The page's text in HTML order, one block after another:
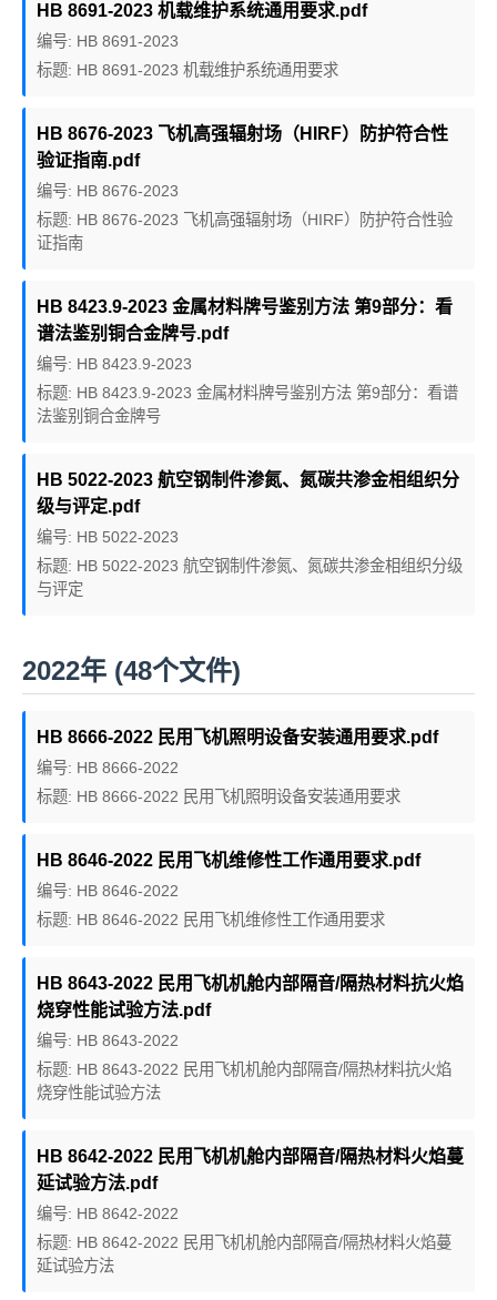
HB 8691-2023 机载维护系统通用要求.pdf
编号: HB 8691-2023
标题: HB 8691-2023 机载维护系统通用要求
HB 8676-2023 飞机高强辐射场（HIRF）防护符合性
验证指南.pdf
编号: HB 8676-2023
标题: HB 8676-2023 飞机高强辐射场（HIRF）防护符合性验
证指南
HB 8423.9-2023 金属材料牌号鉴别方法 第9部分：看
谱法鉴别铜合金牌号.pdf
编号: HB 8423.9-2023
标题: HB 8423.9-2023 金属材料牌号鉴别方法 第9部分：看谱
法鉴别铜合金牌号
HB 5022-2023 航空钢制件渗氮、氮碳共渗金相组织分
级与评定.pdf
编号: HB 5022-2023
标题: HB 5022-2023 航空钢制件渗氮、氮碳共渗金相组织分级
与评定
2022年 (48个文件)
HB 8666-2022 民用飞机照明设备安装通用要求.pdf
编号: HB 8666-2022
标题: HB 8666-2022 民用飞机照明设备安装通用要求
HB 8646-2022 民用飞机维修性工作通用要求.pdf
编号: HB 8646-2022
标题: HB 8646-2022 民用飞机维修性工作通用要求
HB 8643-2022 民用飞机机舱内部隔音/隔热材料抗火焰
烧穿性能试验方法.pdf
编号: HB 8643-2022
标题: HB 8643-2022 民用飞机机舱内部隔音/隔热材料抗火焰
烧穿性能试验方法
HB 8642-2022 民用飞机机舱内部隔音/隔热材料火焰蔓
延试验方法.pdf
编号: HB 8642-2022
标题: HB 8642-2022 民用飞机机舱内部隔音/隔热材料火焰蔓
延试验方法